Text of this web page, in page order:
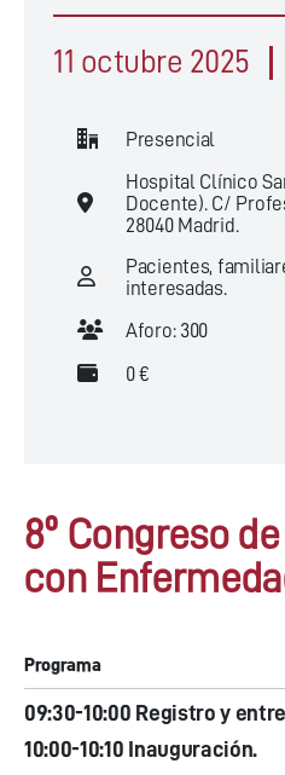
11 octubre 2025
Presencial
Hospital Clínico
Docente). C/
28040 Madrid.
Pacientes,
interesadas.
Aforo: 300
0 €
8º Congreso
con
Programa
09:30-10:00 Registro y
10:00-10:10 Inauguración.